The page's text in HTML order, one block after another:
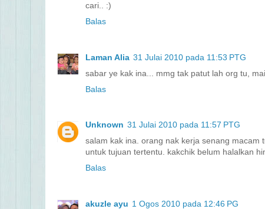
cari.. :)
Balas
Laman Alia 31 Julai 2010 pada 11:53 PTG
sabar ye kak ina... mmg tak patut lah org tu,
Balas
Unknown 31 Julai 2010 pada 11:57 PTG
salam kak ina. orang nak kerja senang
untuk tujuan tertentu. kakchik belum halalkan
Balas
akuzle ayu 1 Ogos 2010 pada 12:46 PG